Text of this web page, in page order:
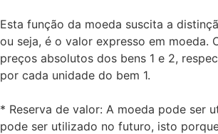
Esta função da moeda suscita a
ou seja, é o valor expresso em moeda.
preços absolutos dos bens 1 e 2,
por cada unidade do bem 1.
* Reserva de valor: A moeda pode ser
pode ser utilizado no futuro, isto